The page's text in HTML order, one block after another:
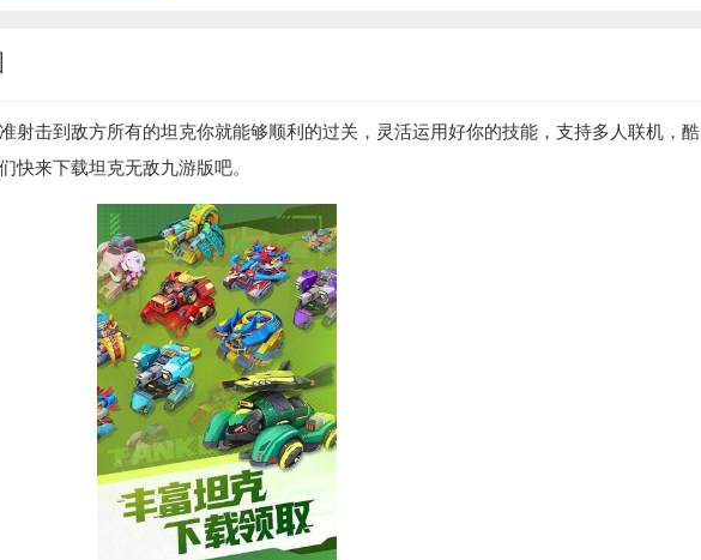
射击到敌方所有的坦克你就能够顺利的过关，灵活运用好你的技能，支持多人联机，酷
快来下载坦克无敌九游版吧。